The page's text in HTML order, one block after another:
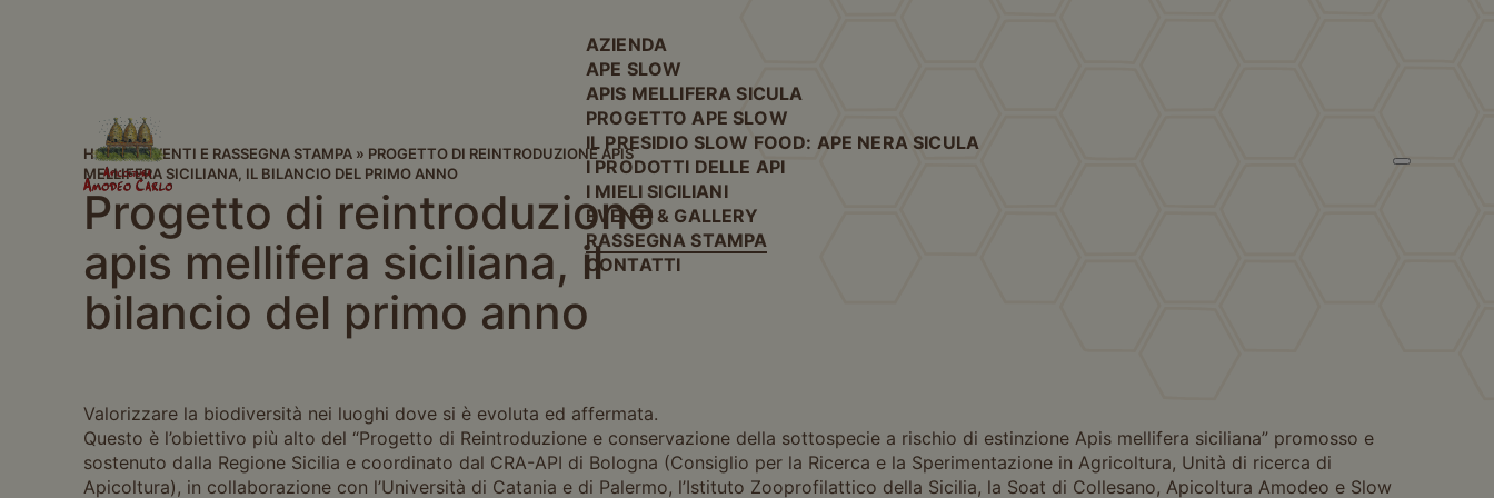
AZIENDA
APE SLOW
APIS MELLIFERA SICULA
PROGETTO APE SLOW
IL PRESIDIO SLOW FOOD: APE NERA SICULA
I PRODOTTI DELLE API
I MIELI SICILIANI
EVENTI & GALLERY
RASSEGNA STAMPA
CONTATTI
HOME»EVENTI E RASSEGNA STAMPA » PROGETTO DI REINTRODUZIONE APIS
MELLIFERA SICILIANA, IL BILANCIO DEL PRIMO ANNO
Progetto di reintroduzione
apis mellifera siciliana, il
bilancio del primo anno
Valorizzare la biodiversità nei luoghi dove si è evoluta ed affermata.
Questo è l’obiettivo più alto del “Progetto di Reintroduzione e conservazione della sottospecie a rischio di estinzione Apis mellifera siciliana” promosso e
sostenuto dalla Regione Sicilia e coordinato dal CRA-API di Bologna (Consiglio per la Ricerca e la Sperimentazione in Agricoltura, Unità di ricerca di
Apicoltura), in collaborazione con l’Università di Catania e di Palermo, l’Istituto Zooprofilattico della Sicilia, la Soat di Collesano, Apicoltura Amodeo e Slow